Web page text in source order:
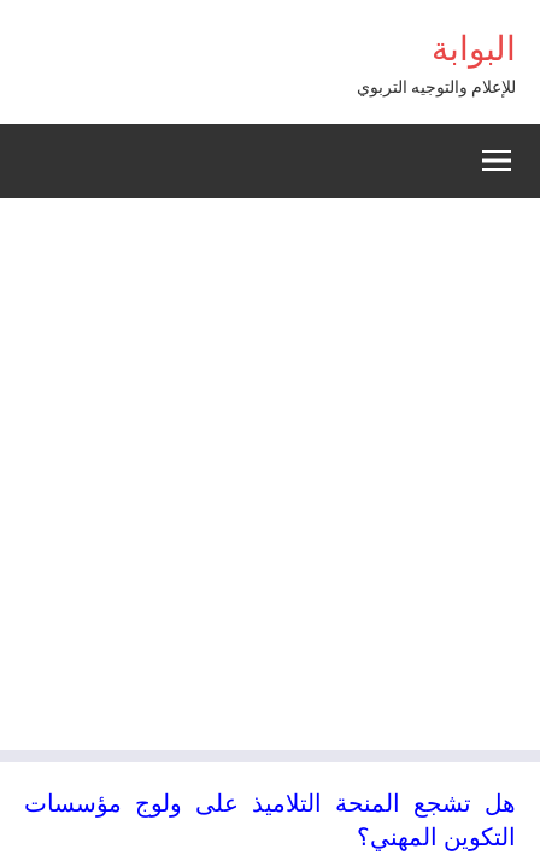
contenu
البوابة
للإعلام والتوجيه التربوي
هل تشجع المنحة التلاميذ على ولوج مؤسسات
التكوين المهني؟